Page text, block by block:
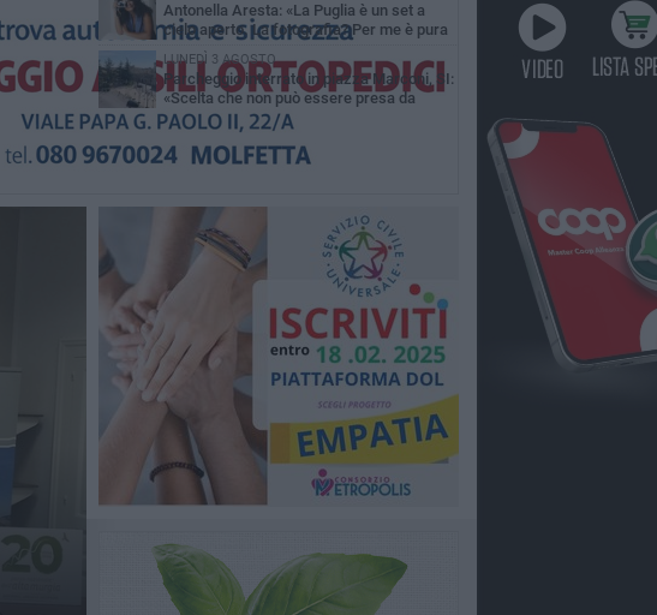
Antonella Aresta: «La Puglia è un set a
cielo aperto. La fotografia? Per me è pura
poesia»
LUNEDÌ 3 AGOSTO
Parcheggio interrato in piazza Marconi, SI:
«Scelta che non può essere presa da
pochi»